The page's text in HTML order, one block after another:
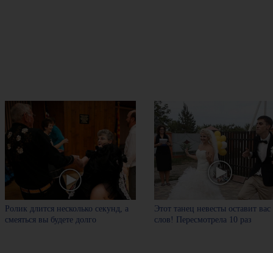
Ролик длится несколько секунд, а
смеяться вы будете долго
Этот танец невесты оставит вас
слов! Пересмотрела 10 раз